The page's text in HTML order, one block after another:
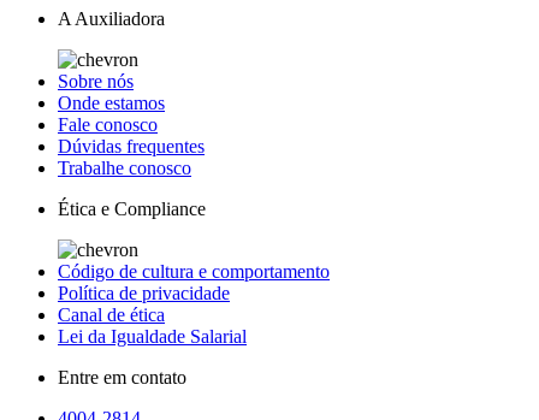
A Auxiliadora
Sobre nós
Onde estamos
Fale conosco
Dúvidas frequentes
Trabalhe conosco
Ética e Compliance
Código de cultura e comportamento
Política de privacidade
Canal de ética
Lei da Igualdade Salarial
Entre em contato